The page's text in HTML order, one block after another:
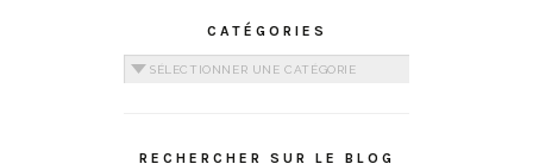
CATÉGORIES
Catégories
RECHERCHER SUR LE BLOG